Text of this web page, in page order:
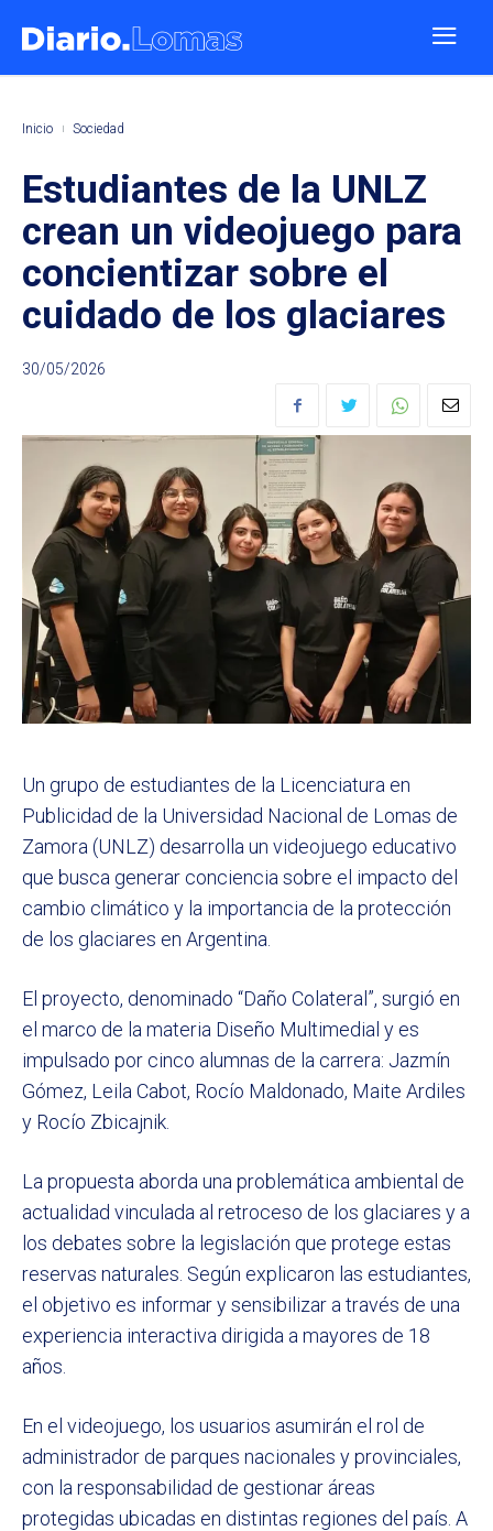
Inicio Sociedad
Estudiantes de la UNLZ
crean un videojuego para
concientizar sobre el
cuidado de los glaciares
30/05/2026
Un grupo de estudiantes de la Licenciatura en
Publicidad de la Universidad Nacional de Lomas de
Zamora (UNLZ) desarrolla un videojuego educativo
que busca generar conciencia sobre el impacto del
cambio climático y la importancia de la protección
de los glaciares en Argentina.
El proyecto, denominado “Daño Colateral”, surgió en
el marco de la materia Diseño Multimedial y es
impulsado por cinco alumnas de la carrera: Jazmín
Gómez, Leila Cabot, Rocío Maldonado, Maite Ardiles
y Rocío Zbicajnik.
La propuesta aborda una problemática ambiental de
actualidad vinculada al retroceso de los glaciares y a
los debates sobre la legislación que protege estas
reservas naturales. Según explicaron las estudiantes,
el objetivo es informar y sensibilizar a través de una
experiencia interactiva dirigida a mayores de 18
años.
En el videojuego, los usuarios asumirán el rol de
administrador de parques nacionales y provinciales,
con la responsabilidad de gestionar áreas
protegidas ubicadas en distintas regiones del país. A